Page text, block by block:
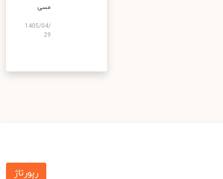
مسی
1405/04/
29
رپورتاژ